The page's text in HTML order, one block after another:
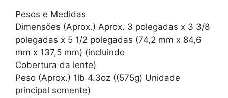
Pesos e Medidas
Dimensões (Aprox.) Aprox. 3 polegadas x 3 3/8
polegadas x 5 1/2 polegadas (74,2 mm x 84,6
mm x 137,5 mm) (incluindo
Cobertura da lente)
Peso (Aprox.) 1lb 4.3oz ((575g) Unidade
principal somente)